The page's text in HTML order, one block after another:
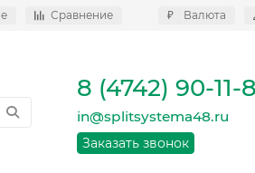
Сравнение ₽ Валюта
8 (4742) 90-11-
in@splitsystema48.ru
Заказать звонок